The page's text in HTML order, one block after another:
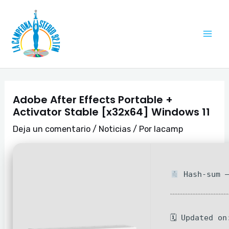
contenido
Adobe After Effects Portable +
Activator Stable [x32x64] Windows 11
Deja un comentario / Noticias / Por lacamp
Hash-sum
🗓 Updated
de
entradas